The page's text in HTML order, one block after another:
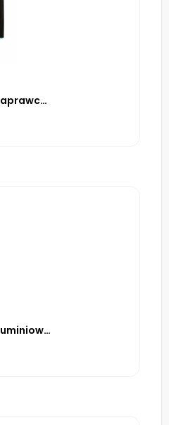
THERMOVAL zestaw naprawczy do uszkodzeń w matach i przewodach
THERMOVAL taśma aluminiowa samoprzylepna, 48 mm, rolka 45 m